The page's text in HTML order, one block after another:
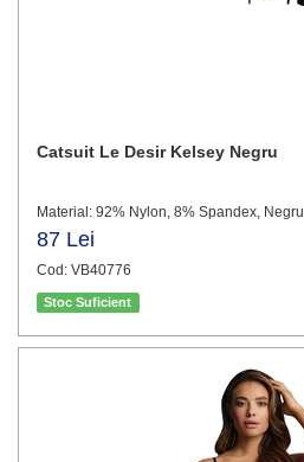
Catsuit Le Desir Kelsey Negru
Material: 92% Nylon, 8% Spandex, Negru
87 Lei
Cod: VB40776
Stoc Suficient